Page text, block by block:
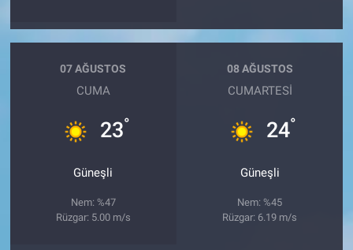
07 AĞUSTOS
CUMA
23°
Güneşli
Nem: %47
Rüzgar: 5.00 m/s
08 AĞUSTOS
CUMARTESI
24°
Güneşli
Nem: %45
Rüzgar: 6.19 m/s